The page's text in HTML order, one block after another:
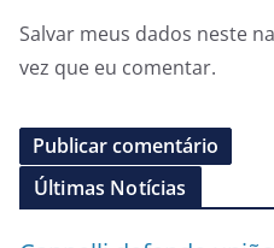
Salvar meus dados neste
vez que eu comentar.
Últimas Notícias